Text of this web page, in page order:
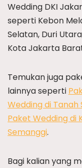
Wedding DKI
seperti Kebon
Selatan, Duri
Kota Jakarta
Temukan juga
lainnya seperti
Wedding di Tanah
Paket Wedding di
Semanggi.
Bagi kalian yang